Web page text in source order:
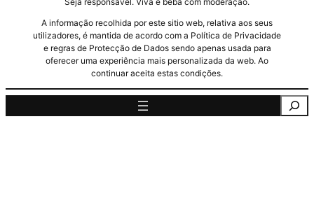
A informação recolhida por este sitio web, relativa aos seus
utilizadores, é mantida de acordo com a Política de Privacidade
e regras de Protecção de Dados sendo apenas usada para
oferecer uma experiência mais personalizada da web. Ao
continuar aceita estas condições.